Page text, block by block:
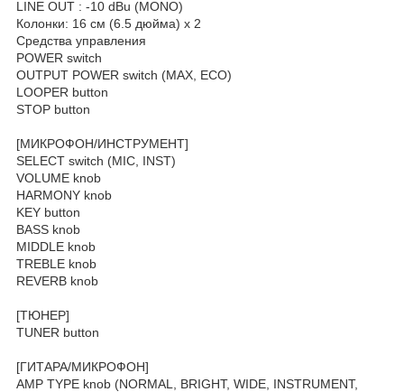
LINE OUT : -10 dBu (MONO)
Колонки: 16 см (6.5 дюйма) x 2
Средства управления
POWER switch
OUTPUT POWER switch (MAX, ECO)
LOOPER button
STOP button
[МИКРОФОН/ИНСТРУМЕНТ]
SELECT switch (MIC, INST)
VOLUME knob
HARMONY knob
KEY button
BASS knob
MIDDLE knob
TREBLE knob
REVERB knob
[ТЮНЕР]
TUNER button
[ГИТАРА/МИКРОФОН]
AMP TYPE knob (NORMAL, BRIGHT, WIDE, INSTRUMENT,